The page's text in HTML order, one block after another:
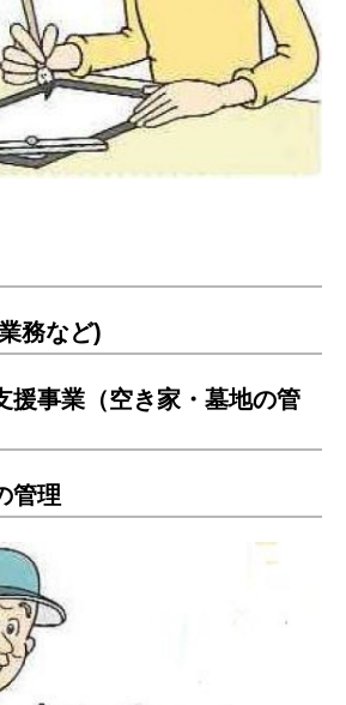
務など)
援事業（空き家・墓地の管
管理